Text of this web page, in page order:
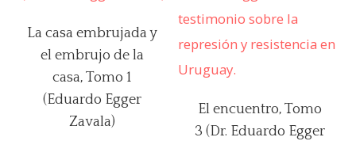
La casa embrujada y
el embrujo de la
casa, Tomo 1
(Eduardo Egger
Zavala)
El encuentro, Tomo
3 (Dr. Eduardo Egger